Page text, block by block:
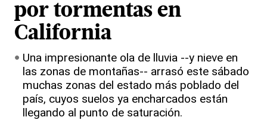
por tormentas en
California
Una impresionante ola de lluvia --y nieve en
las zonas de montañas-- arrasó este sábado
muchas zonas del estado más poblado del
país, cuyos suelos ya encharcados están
llegando al punto de saturación.